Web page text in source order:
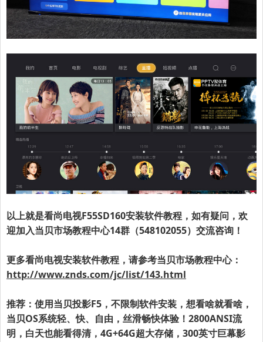
以上就是看尚电视F55SD160安装软件教程，如有疑问， 欢
迎加入当贝市场教程中心14群（548102055）交流咨询！
更多看尚电视安装软件教程，请参考当贝市场教程中心：
http://www.znds.com/jc/list/143.html
推荐：使用当贝投影F5，不限制软件安装，想看啥就看啥，
当贝OS系统轻、快、自由，丝滑畅快体验！2800ANSI流
明，白天也能看得清，4G+64G超大存储，300英寸巨幕影